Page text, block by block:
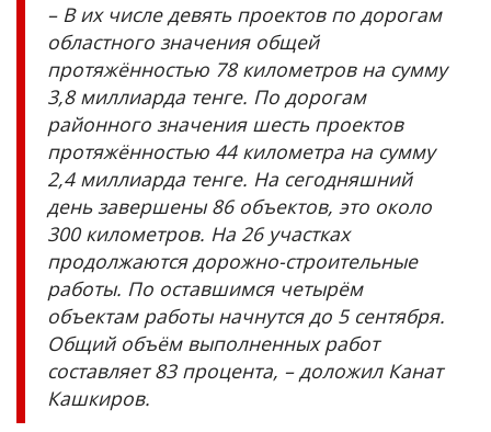
– В их числе девять проектов по дорогам
областного значения общей
протяжённостью 78 километров на сумму
3,8 миллиарда тенге. По дорогам
районного значения шесть проектов
протяжённостью 44 километра на сумму
2,4 миллиарда тенге. На сегодняшний
день завершены 86 объектов, это около
300 километров. На 26 участках
продолжаются дорожно-строительные
работы. По оставшимся четырём
объектам работы начнутся до 5 сентября.
Общий объём выполненных работ
составляет 83 процента, – доложил Канат
Кашкиров.